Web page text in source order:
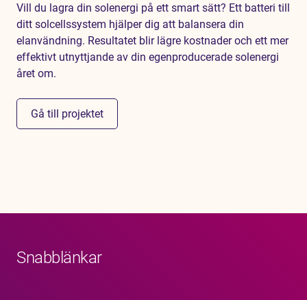
Vill du lagra din solenergi på ett smart sätt? Ett batteri till
ditt solcellssystem hjälper dig att balansera din
elanvändning. Resultatet blir lägre kostnader och ett mer
effektivt utnyttjande av din egenproducerade solenergi
året om.
Gå till projektet
Snabblänkar